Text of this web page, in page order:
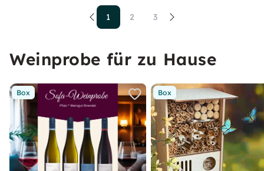
1 2 3
Weinprobe für zu Hause
Box Box